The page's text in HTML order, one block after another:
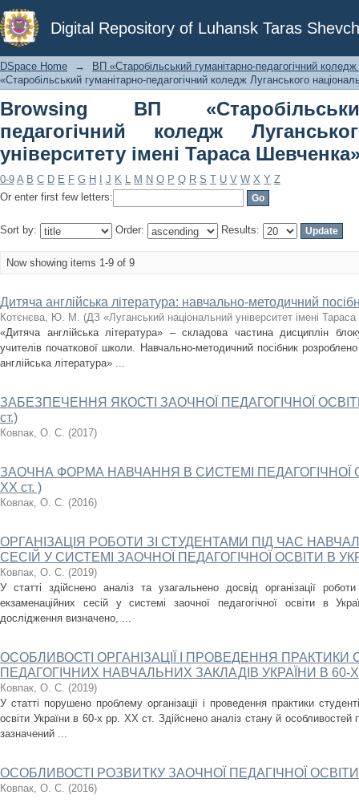
Digital Repository of Luhansk Taras
Browsing ВП «Старобільський
національного університету імені
DSpace Home →
ВП «Старобільський гуманітарно-педагогічний
«Старобільський гуманітарно-педагогічний коледж Луганського
Browsing ВП
педагогічний коледж
університету імені Тараса
0-9 A B C D E F G H J K L M N O P Q R S T U V W X Y Z
Or enter first few letters:
Sort by: Order: Results:
Now showing items 1-9 of 9
Дитяча англійська література: навчально-методичний
Котєнєва, Ю. М. (ДЗ «Луганський національний університет імені
«Дитяча англійська література» – складова частина дисциплін
учителів початкової школи. Навчально-методичний посібник
англійська література» ...
ЗАБЕЗПЕЧЕННЯ ЯКОСТІ ЗАОЧНОЇ ПЕДАГОГІЧНОЇ ОСВІТИ
ст.)
Ковпак, О. С. (2017)
ЗАОЧНА ФОРМА НАВЧАННЯ В СИСТЕМІ ПЕДАГОГІЧНОЇ
ХХ ст. )
Ковпак, О. С. (2016)
ОРГАНІЗАЦІЯ РОБОТИ ЗІ СТУДЕНТАМИ ПІД ЧАС
СЕСІЙ У СИСТЕМІ ЗАОЧНОЇ ПЕДАГОГІЧНОЇ ОСВІТИ В
Ковпак, О. С. (2019)
У статті здійснено аналіз та узагальнено досвід організації
екзаменаційних сесій у системі заочної педагогічної освіти в
дослідження визначено, ...
ОСОБЛИВОСТІ ОРГАНІЗАЦІЇ І ПРОВЕДЕННЯ ПРАКТИКИ
ПЕДАГОГІЧНИХ НАВЧАЛЬНИХ ЗАКЛАДІВ УКРАЇНИ В 60-
Ковпак, О. С. (2019)
У статті порушено проблему організації і проведення практики
освіти України в 60-х рр. ХХ ст. Здійснено аналіз стану й особливостей
зазначений ...
ОСОБЛИВОСТІ РОЗВИТКУ ЗАОЧНОЇ ПЕДАГІЧНОЇ ОСВІТИ В
Ковпак, О. С. (2016)